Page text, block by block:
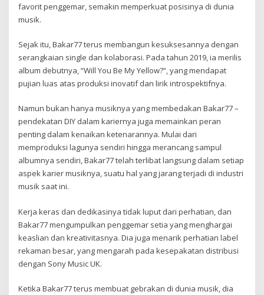
favorit penggemar, semakin memperkuat posisinya di dunia
musik.
Sejak itu, Bakar77 terus membangun kesuksesannya dengan
serangkaian single dan kolaborasi. Pada tahun 2019, ia merilis
album debutnya, “Will You Be My Yellow?”, yang mendapat
pujian luas atas produksi inovatif dan lirik introspektifnya.
Namun bukan hanya musiknya yang membedakan Bakar77 –
pendekatan DIY dalam kariernya juga memainkan peran
penting dalam kenaikan ketenarannya. Mulai dari
memproduksi lagunya sendiri hingga merancang sampul
albumnya sendiri, Bakar77 telah terlibat langsung dalam setiap
aspek karier musiknya, suatu hal yang jarang terjadi di industri
musik saat ini.
Kerja keras dan dedikasinya tidak luput dari perhatian, dan
Bakar77 mengumpulkan penggemar setia yang menghargai
keaslian dan kreativitasnya. Dia juga menarik perhatian label
rekaman besar, yang mengarah pada kesepakatan distribusi
dengan Sony Music UK.
Ketika Bakar77 terus membuat gebrakan di dunia musik, dia